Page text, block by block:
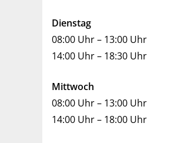
Dienstag
08:00 Uhr – 13:00 Uhr
14:00 Uhr – 18:30 Uhr
Mittwoch
08:00 Uhr – 13:00 Uhr
14:00 Uhr – 18:00 Uhr